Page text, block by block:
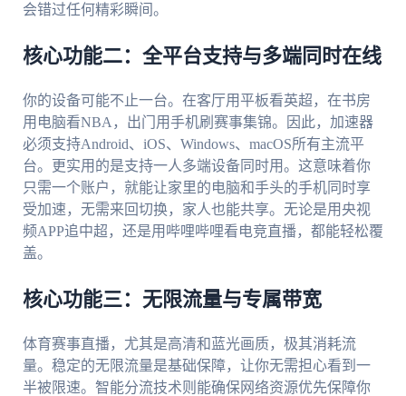
会错过任何精彩瞬间。
核心功能二：全平台支持与多端同时在线
你的设备可能不止一台。在客厅用平板看英超，在书房
用电脑看NBA，出门用手机刷赛事集锦。因此，加速器
必须支持Android、iOS、Windows、macOS所有主流平
台。更实用的是支持一人多端设备同时用。这意味着你
只需一个账户，就能让家里的电脑和手头的手机同时享
受加速，无需来回切换，家人也能共享。无论是用央视
频APP追中超，还是用哔哩哔哩看电竞直播，都能轻松覆
盖。
核心功能三：无限流量与专属带宽
体育赛事直播，尤其是高清和蓝光画质，极其消耗流
量。稳定的无限流量是基础保障，让你无需担心看到一
半被限速。智能分流技术则能确保网络资源优先保障你